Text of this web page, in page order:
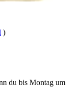
)
du bis Montag um